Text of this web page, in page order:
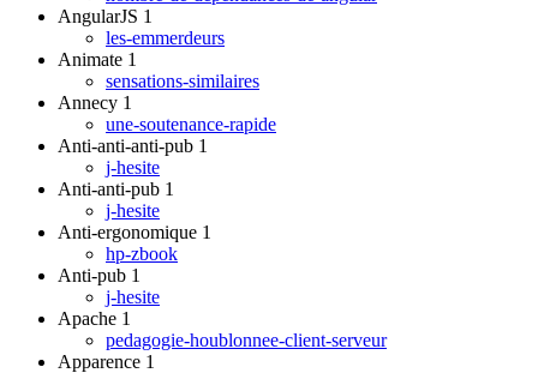
AngularJS 1
les-emmerdeurs
Animate 1
sensations-similaires
Annecy 1
une-soutenance-rapide
Anti-anti-anti-pub 1
j-hesite
Anti-anti-pub 1
j-hesite
Anti-ergonomique 1
hp-zbook
Anti-pub 1
j-hesite
Apache 1
pedagogie-houblonnee-client-serveur
Apparence 1